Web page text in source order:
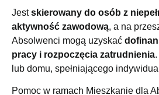
Jestskierowany do osób z
aktywność zawodową, a na
Absolwenci mogą uzyskać
pracy i rozpoczęcia zatrudnienia
lub domu, spełniającego
Pomoc w ramach Mieszkanie dla